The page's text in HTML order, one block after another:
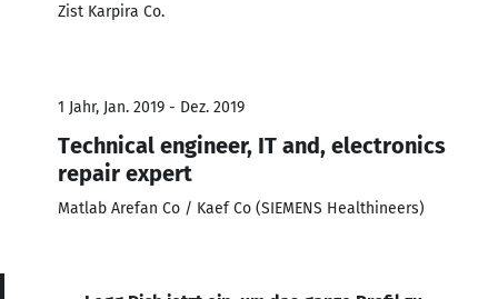
Zist Karpira Co.
1 Jahr, Jan. 2019 - Dez. 2019
Technical engineer, IT and, electronics
repair expert
Matlab Arefan Co / Kaef Co (SIEMENS Healthineers)